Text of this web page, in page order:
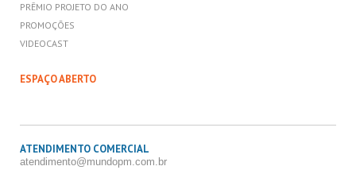
PRÊMIO PROJETO DO ANO
PROMOÇÕES
VIDEOCAST
ESPAÇO ABERTO
ATENDIMENTO COMERCIAL
atendimento@mundopm.com.br